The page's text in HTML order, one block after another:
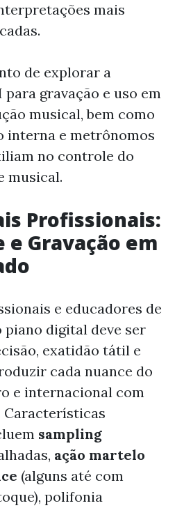
mais
de explorar a
gravação e uso em
musical, bem como
interna e metrônomos
no controle do
musical.
Profissionais:
Gravação em
e educadores de
piano digital deve ser
exatidão tátil e
cada nuance do
e internacional com
Características
sampling
ação martelo
(alguns até com
polifonia